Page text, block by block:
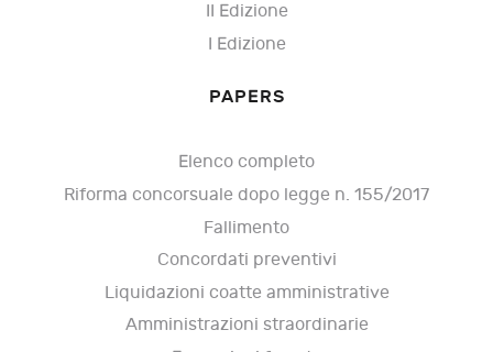
II Edizione
I Edizione
PAPERS
Elenco completo
Riforma concorsuale dopo legge n. 155/2017
Fallimento
Concordati preventivi
Liquidazioni coatte amministrative
Amministrazioni straordinarie